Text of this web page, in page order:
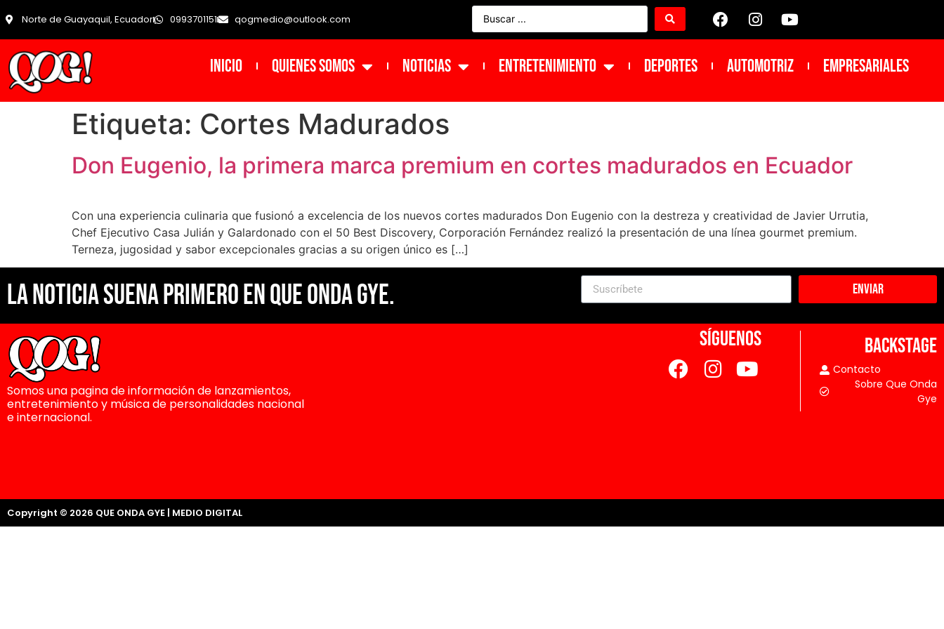
Norte de Guayaquil, Ecuador 0993701151 qogmedio@outlook.com
INICIO Quienes Somos NOTICIAS ENTRETENIMIENTO DEPORTES Automotriz Empresariales
Etiqueta: Cortes Madurados
Don Eugenio, la primera marca premium en cortes madurados en Ecuador
Con una experiencia culinaria que fusionó a excelencia de los nuevos cortes madurados Don Eugenio con la destreza y creatividad de Javier Urrutia,
Chef Ejecutivo Casa Julián y Galardonado con el 50 Best Discovery, Corporación Fernández realizó la presentación de una línea gourmet premium.
Terneza, jugosidad y sabor excepcionales gracias a su origen único es […]
La noticia suena primero en Que Onda Gye. Enviar
Somos una pagina de información de lanzamientos,
entretenimiento y música de personalidades nacional
e internacional.
SÍGUENOS BACKSTAGE
Contacto
Sobre Que Onda
Gye
Copyright © 2026 QUE ONDA GYE | MEDIO DIGITAL